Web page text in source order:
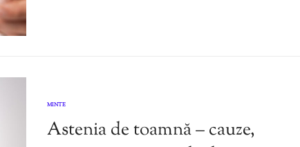
MINTE
Astenia de toamnă – cauze,